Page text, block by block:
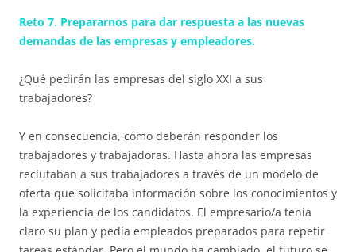
Reto 7. Prepararnos para dar respuesta a las nuevas
demandas de las empresas y empleadores.
¿Qué pedirán las empresas del siglo XXI a sus
trabajadores?
Y en consecuencia, cómo deberán responder los
trabajadores y trabajadoras. Hasta ahora las empresas
reclutaban a sus trabajadores a través de un modelo de
oferta que solicitaba información sobre los conocimientos y
la experiencia de los candidatos. El empresario/a tenía
claro su plan y pedía empleados preparados para repetir